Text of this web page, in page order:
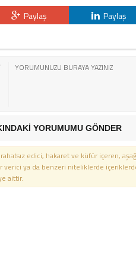
Paylaş Paylaş
YORUMUMU GÖNDER
edici, hakaret ve küfür içeren,
verici ya da benzeri niteliklerde
aittir.